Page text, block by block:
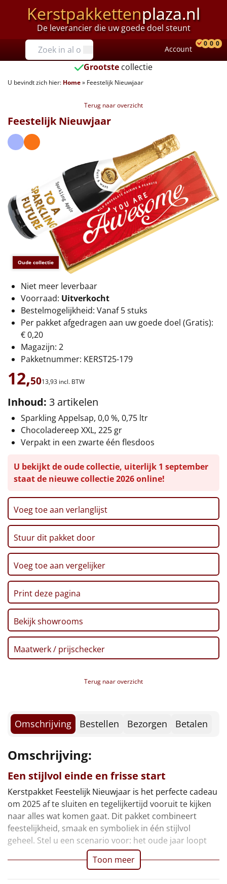
Kerstpakkettenplaza.nl
De leverancier die uw goede doel steunt
Prijzen
Tot €25
€25 tot €35
€40 tot €45
€55 tot €75
€75 tot €100
€100 en hoger
Alle kerstpakketten 2026
Thema
Origineel
Rituals
Luxe
Mannen
Vrouwen
Duurzaam
Leuke
Goedkope
Uniek
Alle thema's
Artikel
Hitster
Pizzarette
Tas
Wake up light
Slowcooker POPULAIR
Noodradio NIEUW
Deken (fleece plaid)
Alle artikelen
Overige
Personeel
Account
0 0 0
Grootste collectie
U bevindt zich hier: Home» Feestelijk Nieuwjaar
Terug naar overzicht
Oude collectie
Feestelijk Nieuwjaar
Niet meer leverbaar
Voorraad: Uitverkocht
Bestelmogelijkheid: Vanaf 5 stuks
Per pakket afgedragen aan uw goede doel (Gratis):
€ 0,20
Magazijn: 2
Pakketnummer: KERST25-179
12,5013,93 incl. BTW
Inhoud: 3 artikelen
Sparkling Appelsap, 0,0 %, 0,75 ltr
Chocoladereep XXL, 225 gr
Verpakt in een zwarte één flesdoos
U bekijkt de oude collectie, uiterlijk 1 september
staat de nieuwe collectie 2026 online!
Voeg toe aan verlanglijst
Stuur dit pakket door
Voeg toe aan vergelijker
Print deze pagina
Bekijk showrooms
Maatwerk / prijschecker
Terug naar overzicht
Omschrijving Bestellen Bezorgen Betalen
Omschrijving:
Een stijlvol einde en frisse start
Kerstpakket Feestelijk Nieuwjaar is het perfecte cadeau
om 2025 af te sluiten en tegelijkertijd vooruit te kijken
naar alles wat komen gaat. Dit pakket combineert
feestelijkheid, smaak en symboliek in één stijlvol
geheel. Stel u een scenario voor: het oude jaar loopt
Toon meer